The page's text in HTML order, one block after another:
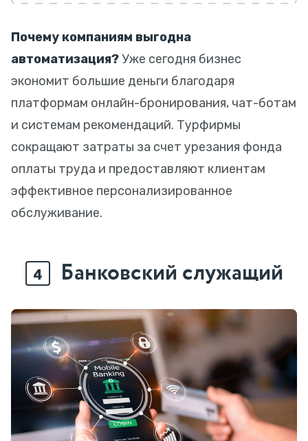
Почему компаниям выгодна
автоматизация?Уже сегодня бизнес
экономит большие деньги благодаря
платформам онлайн-бронирования, чат-ботам
и системам рекомендаций. Турфирмы
сокращают затраты за счет урезания фонда
оплаты труда и предоставляют клиентам
эффективное персонализированное
обслуживание.
4 Банковский служащий